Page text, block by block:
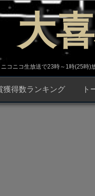
大
ニコニコ生放送で23時～1時(25時)
獲得数ランキング ト